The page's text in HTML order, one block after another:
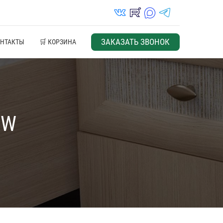
vk_in rutube_in max_s telegrams_in
🛒 КОРЗИНА ЗАКАЗАТЬ ЗВОНОК